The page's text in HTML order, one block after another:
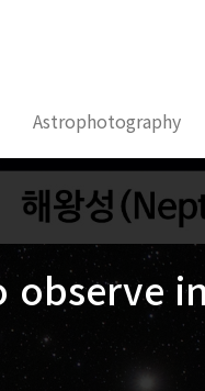
Astrophotography
observe